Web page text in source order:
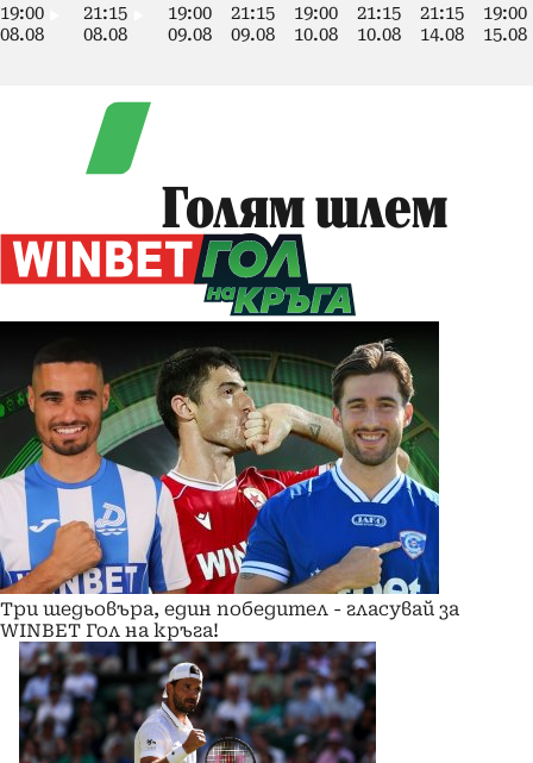
19:00
08.08
21:15
08.08
19:00
09.08
21:15
09.08
19:00
10.08
21:15
10.08
21:15
14.08
19:00
15.08
Голям шлем
Три шедьовъра, един победител - гласувай за
WINBET Гол на кръга!